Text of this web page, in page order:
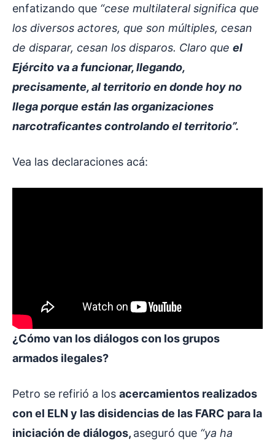
enfatizando que “cese multilateral significa que
los diversos actores, que son múltiples, cesan
de disparar, cesan los disparos. Claro que el
Ejército va a funcionar, llegando,
precisamente, al territorio en donde hoy no
llega porque están las organizaciones
narcotraficantes controlando el territorio”.
Vea las declaraciones acá:
¿Cómo van los diálogos con los grupos
armados ilegales?
Petro se refirió a los acercamientos realizados
con el ELN y las disidencias de las FARC para la
iniciación de diálogos, aseguró que “ya ha